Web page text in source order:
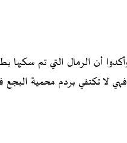
أن الرمال التي تم سكبها
فهي لا تكتفي بردم محمية